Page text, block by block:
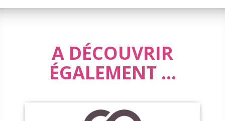
A DÉCOUVRIR
ÉGALEMENT ...